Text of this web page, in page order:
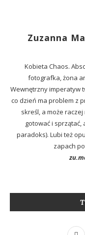
Zuzanna
Kobieta Chaos.
fotografka, żona
Wewnętrzny imperatyw
co dzień ma problem z
skreśl, a może
gotować i
paradoks). Lubi też
zapach